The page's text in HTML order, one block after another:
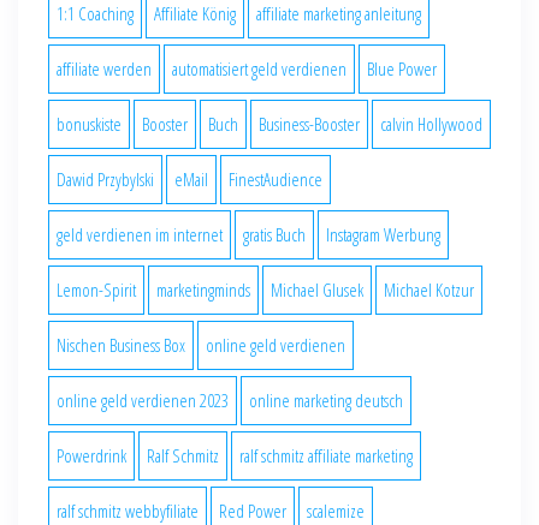
1:1 Coaching Affiliate König affiliate marketing anleitung
affiliate werden automatisiert geld verdienen Blue Power
bonuskiste Booster Buch Business-Booster calvin Hollywood
Dawid Przybylski eMail FinestAudience
geld verdienen im internet gratis Buch Instagram Werbung
Lemon-Spirit marketingminds Michael Glusek Michael Kotzur
Nischen Business Box online geld verdienen
online geld verdienen 2023 online marketing deutsch
Powerdrink Ralf Schmitz ralf schmitz affiliate marketing
ralf schmitz webbyfiliate Red Power scalemize